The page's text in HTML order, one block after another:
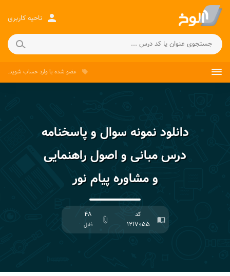
person ناحیه کاربری
local_offer عضو شده یاوارد حساب شوید.
دانلود نمونه سوال و پاسخنامه
درس مبانی و اصول راهنمایی
و مشاوره پیام نور
import_contacts
کد
۱۲۱۷۰۵۵
attach_file
۴۸
فایل